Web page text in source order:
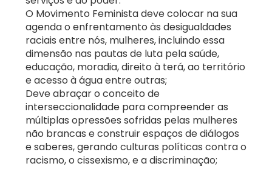
O Movimento Feminista deve colocar na sua
agenda o enfrentamento às desigualdades
raciais entre nós, mulheres, incluindo essa
dimensão nas pautas de luta pela saúde,
educação, moradia, direito à terá, ao território
e acesso à água entre outras;
Deve abraçar o conceito de
interseccionalidade para compreender as
múltiplas opressões sofridas pelas mulheres
não brancas e construir espaços de diálogos
e saberes, gerando culturas políticas contra o
racismo, o cissexismo, e a discriminação;